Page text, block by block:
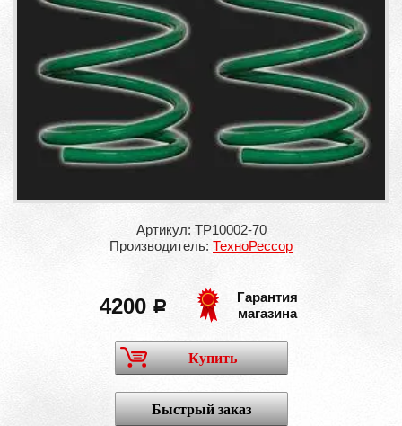
Артикул: ТР10002-70
Производитель: ТехноРессор
4200 a
Гарантия
магазина
Купить
Быстрый заказ